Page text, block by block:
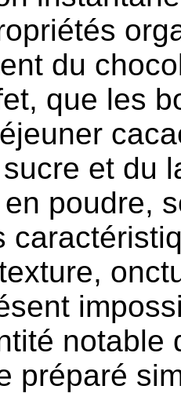
du
que les
et du
poudre,
notable
préparé